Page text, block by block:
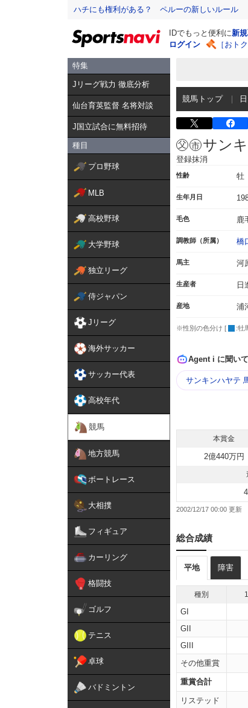
ハチにも権利がある？ ペルーの新しいルール
IDでもっと便利に新
ログイン
［おト
特集
Jリーグ戦力 徹底分析
仙台育英監督 名将対談
J国立試合に無料招待
種目
プロ野球
MLB
高校野球
大学野球
独立リーグ
侍ジャパン
Jリーグ
海外サッカー
サッカー代表
高校年代
競馬
地方競馬
ボートレース
大相撲
フィギュア
カーリング
格闘技
ゴルフ
テニス
卓球
バドミントン
競馬トップ
サン
登録抹消
性齢 牡
生年月日
毛色 鹿
調教師（所属） 橋
馬主 河
生産者 日
産地 浦
※性別の色分け [ :牡
Agent i に聞い
サンキンハヤテ
本賞金
2億440万円
2002/12/17 00:00
総合成績
平地 障害
種別
GI
GII
GIII
その他重賞
重賞合計
リステッド